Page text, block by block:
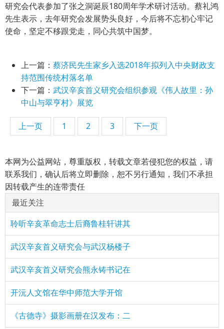
研究会代表参加了张之洞诞辰180周年学术研讨活动。蔡礼鸿
先生表示，去年研究会发展势头良好，今后将不忘初心牢记
使命，坚定不移跟党走，同心共筑中国梦。
上一篇： 蔡济民先生家乡入选2018年拟列入中央财政支
持范围传统村落名单
下一篇： 武汉辛亥首义研究会组织参观《伟人故里：孙
中山与翠亨村》展览
上一页 1 2 3 下一页
本网为公益网站，尊重版权，转载文章若侵犯您的权益，请
联系我们，确认后将立即删除，恕不另行通知，我们不承担
因转载产生的连带责任
最近关注
聆听辛亥革命志士后裔鲁桂轩讲其
武汉辛亥首义研究会与武汉杨楼子
武汉辛亥首义研究会熊永铸书记在
开沅人文馆在华中师范大学开馆
《古德寺》摄影画册在汉发布：二